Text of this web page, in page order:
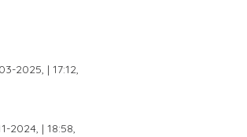
2025, | 17:12,
2024, | 18:58,